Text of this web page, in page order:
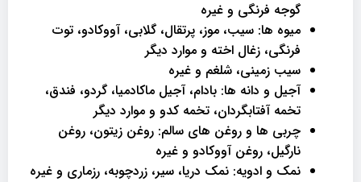
گوجه فرنگی و غیره
میوه ها: سیب، موز، پرتقال، گلابی، آووکادو، توت
فرنگی، زغال اخته و موارد دیگر
سیب زمینی، شلغم و غیره
آجیل و دانه ها: بادام، آجیل ماکادمیا، گردو، فندق،
تخمه آفتابگردان، تخمه کدو و موارد دیگر
چربی ها و روغن های سالم: روغن زیتون، روغن
نارگیل، روغن آووکادو و غیره
نمک و ادویه: نمک دریا، سیر، زردچوبه، رزماری و غیره